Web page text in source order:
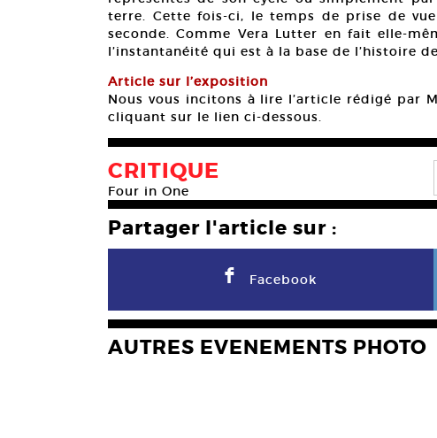
terre. Cette fois-ci, le temps de prise de
seconde. Comme Vera Lutter en fait elle-
l’instantanéité qui est à la base de l’histoire
Article sur l’exposition
Nous vous incitons à lire l’article rédigé par
cliquant sur le lien ci-dessous.
CRITIQUE
Four in One
Partager l'article sur :
F Facebook
AUTRES EVENEMENTS PHOTO